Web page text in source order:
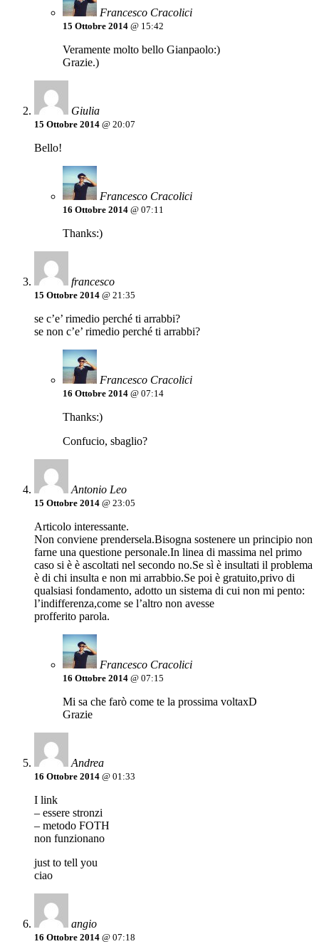
Francesco Cracolici
15 Ottobre 2014 @ 15:42
Veramente molto bello Gianpaolo:)
Grazie.)
Giulia
15 Ottobre 2014 @ 20:07
Bello!
Francesco Cracolici
16 Ottobre 2014 @ 07:11
Thanks:)
francesco
15 Ottobre 2014 @ 21:35
se c’e’ rimedio perché ti arrabbi?
se non c’e’ rimedio perché ti arrabbi?
Francesco Cracolici
16 Ottobre 2014 @ 07:14
Thanks:)
Confucio, sbaglio?
Antonio Leo
15 Ottobre 2014 @ 23:05
Articolo interessante.
Non conviene prendersela.Bisogna sostenere un principio non
farne una questione personale.In linea di massima nel primo
caso si è è ascoltati nel secondo no.Se sì è insultati il problema
è di chi insulta e non mi arrabbio.Se poi è gratuito,privo di
qualsiasi fondamento, adotto un sistema di cui non mi pento:
l’indifferenza,come se l’altro non avesse
profferito parola.
Francesco Cracolici
16 Ottobre 2014 @ 07:15
Mi sa che farò come te la prossima voltaxD
Grazie
Andrea
16 Ottobre 2014 @ 01:33
I link
– essere stronzi
– metodo FOTH
non funzionano
just to tell you
ciao
angio
16 Ottobre 2014 @ 07:18